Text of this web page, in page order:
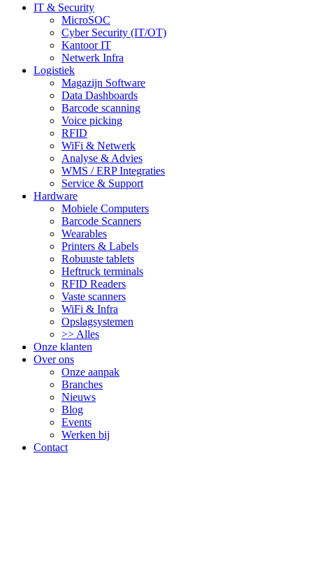
IT & Security
MicroSOC
Cyber Security (IT/OT)
Kantoor IT
Netwerk Infra
Logistiek
Magazijn Software
Data Dashboards
Barcode scanning
Voice picking
RFID
WiFi & Netwerk
Analyse & Advies
WMS / ERP Integraties
Service & Support
Hardware
Mobiele Computers
Barcode Scanners
Wearables
Printers & Labels
Robuuste tablets
Heftruck terminals
RFID Readers
Vaste scanners
WiFi & Infra
Opslagsystemen
>> Alles
Onze klanten
Over ons
Onze aanpak
Branches
Nieuws
Blog
Events
Werken bij
Contact